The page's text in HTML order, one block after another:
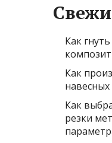
Как
Как
Как
резки